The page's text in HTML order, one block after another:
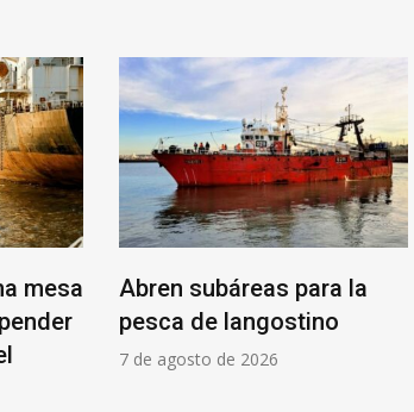
mesa
Abren subáreas para la
pesca de langostino
7 de agosto de 2026